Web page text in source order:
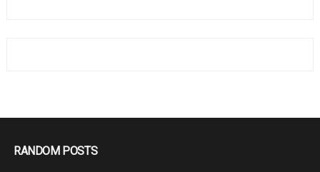
RANDOM POSTS